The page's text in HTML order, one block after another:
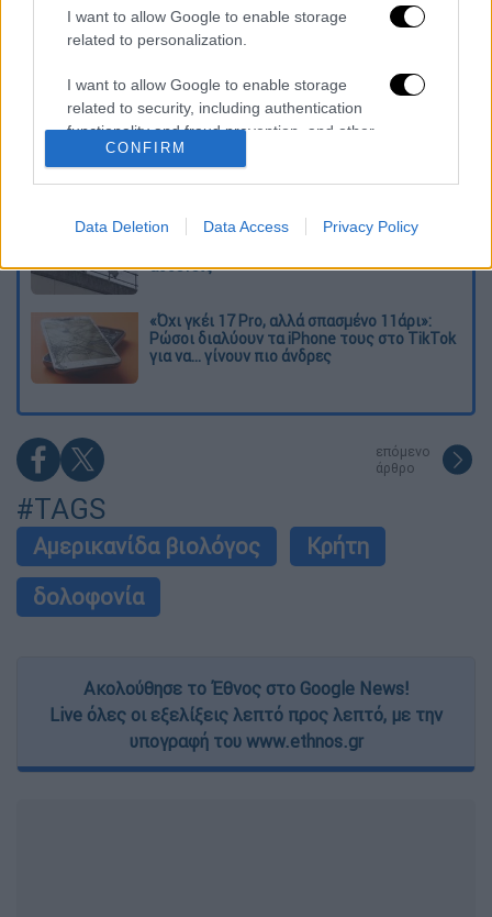
I want to allow Google to enable storage
related to personalization.
I want to allow Google to enable storage
related to security, including authentication
functionality and fraud prevention, and other
user protection.
CONFIRM
Data Deletion Data Access Privacy Policy
Διαβάστε ακόμη
Εκτελέσεις, συλλήψεις και νέοι
στο εσωτερικό εν μέσω πολέμου
Η πρώτη δήλωση της οικογένειας της
38χρονης Βρετανίδας που δολοφονήθηκε
Ντύθηκε «Χάρος», ανέβηκε στην οροφή
ασθενείς
«Όχι γκέι 17 Pro, αλλά σπασμένο 11άρι»:
Ρώσοι διαλύουν τα iPhone τους στο TikTok
για να... γίνουν πιο άνδρες
επόμενο
άρθρο
#TAGS
Αμερικανίδα βιολόγος
Κρήτη
δολοφονία
Ακολούθησε το Έθνος στο Google News!
Live όλες οι εξελίξεις λεπτό προς λεπτό, με την
υπογραφή του www.ethnos.gr